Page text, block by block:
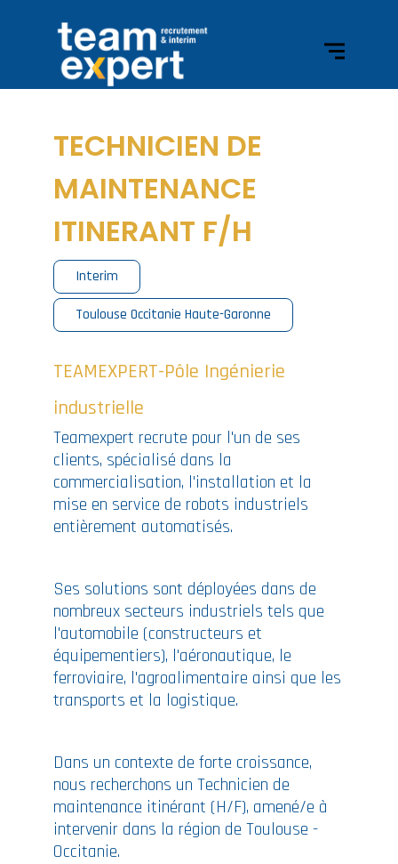
TECHNICIEN DE
MAINTENANCE
ITINERANT F/H
Interim
Toulouse Occitanie Haute-Garonne
TEAMEXPERT-Pôle Ingénierie
industrielle
Teamexpert recrute pour l'un de ses
clients, spécialisé dans la
commercialisation, l'installation et la
mise en service de robots industriels
entièrement automatisés.
Ses solutions sont déployées dans de
nombreux secteurs industriels tels que
l'automobile (constructeurs et
équipementiers), l'aéronautique, le
ferroviaire, l'agroalimentaire ainsi que les
transports et la logistique.
Dans un contexte de forte croissance,
nous recherchons un Technicien de
maintenance itinérant (H/F), amené/e à
intervenir dans la région de Toulouse -
Occitanie.